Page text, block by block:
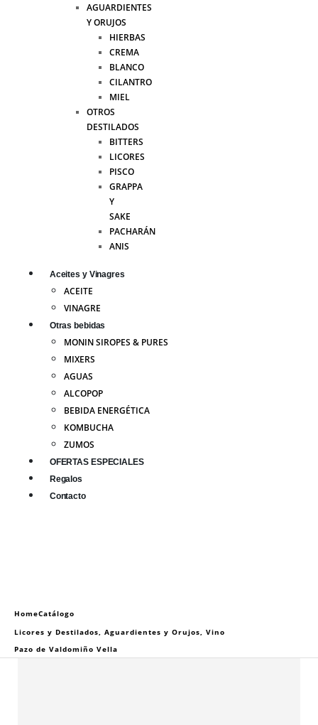
AGUARDIENTES
Y ORUJOS
HIERBAS
CREMA
BLANCO
CILANTRO
MIEL
OTROS
DESTILADOS
BITTERS
LICORES
PISCO
GRAPPA
Y
SAKE
PACHARÁN
ANIS
Aceites y Vinagres
ACEITE
VINAGRE
Otras bebidas
MONIN SIROPES & PURES
MIXERS
AGUAS
ALCOPOP
BEBIDA ENERGÉTICA
KOMBUCHA
ZUMOS
OFERTAS ESPECIALES
Regalos
Contacto
HomeCatálogo
Licores y Destilados, Aguardientes y Orujos, Vino
Pazo de Valdomiño Vella